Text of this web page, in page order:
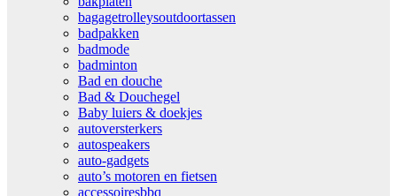
bagagetrolleysoutdoortassen
badpakken
badmode
badminton
Bad en douche
Bad & Douchegel
Baby luiers & doekjes
autoversterkers
autospeakers
auto-gadgets
auto’s motoren en fietsen
accessoiresbbq